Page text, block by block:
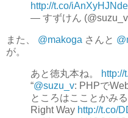
http://t.co/iAnXyHJNde
— すずけん
また、 @makoga さんと
が。
あと徳丸本ね。
http://
“@suzu_v: PHPで
ところはこことかみ
Right Way http://t.co/